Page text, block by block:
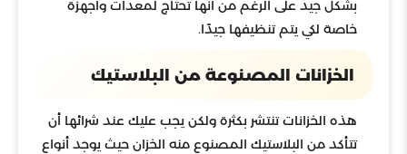
بشكل جيد على الرغم من أنها تحتاج لمعدات وأجهزة
خاصة لكي يتم تنظيفها جيدًا.
الخزانات المصنوعة من البلاستيك
هذه الخزانات تنتشر بكثرة ولكن يجب عليك عند شرائها أن
تتأكد من البلاستيك المصنوع منه الخزان حيث يوجد أنواع